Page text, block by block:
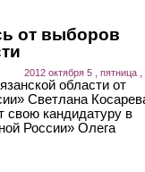
от выборов
2012 октября 5 , пятница ,
области от
Светлана
свою кандидатуру в
России» Олега